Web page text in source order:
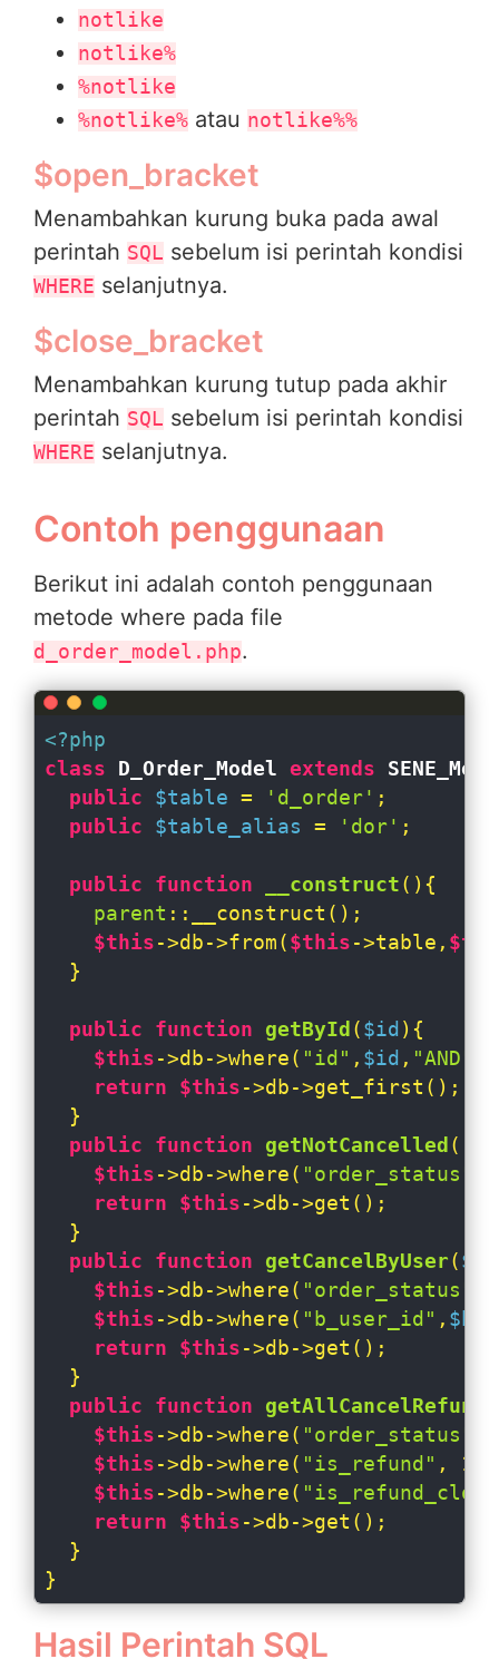
notlike
notlike%
%notlike
%notlike% atau notlike%%
$open_bracket
Menambahkan kurung buka pada awal
perintah SQL sebelum isi perintah kondisi
WHERE selanjutnya.
$close_bracket
Menambahkan kurung tutup pada akhir
perintah SQL sebelum isi perintah kondisi
WHERE selanjutnya.
Contoh penggunaan
Berikut ini adalah contoh penggunaan
metode where pada file
d_order_model.php.
<?php
class
D_Order_Model extends
public
$table = 'd_order' ;
public
$table_alias = 'dor' ;
public function __construct ( ) {
parent ::__construct();
$this ->db->from( $this ->table,
  }
public function getById ( $id ) {
$this ->db->where( "id" , $id , "AND"
return
$this ->db->get_first();
  }
public
function getNotCancelled (
$this ->db->where( "order_status"
return
$this ->db->get();
  }
public
function getCancelByUser (
$this ->db->where( "order_status"
$this ->db->where( "b_user_id" ,
return
$this ->db->get();
  }
public
function getAllCancelRefund
$this ->db->where( "order_status"
$this ->db->where( "is_refund" , 1
$this ->db->where(
return
$this ->db->get();
  }
}
Hasil Perintah SQL